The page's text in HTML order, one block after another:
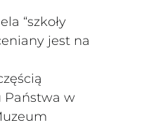
“szkoły
jest na
Państwa w